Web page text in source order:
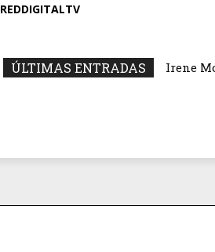
REDDIGITALTV
ÚLTIMAS ENTRADAS Irene